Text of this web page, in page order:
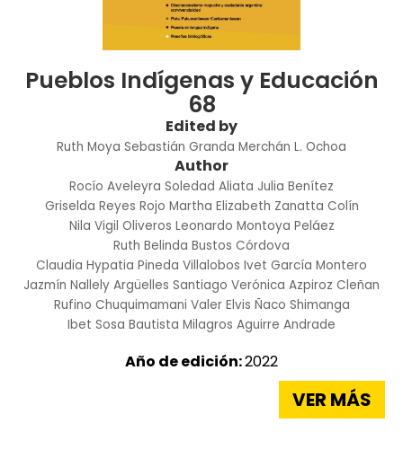
Pueblos Indígenas y Educación
68
Edited by
Ruth Moya Sebastián Granda Merchán L. Ochoa
Author
Rocío Aveleyra Soledad Aliata Julia Benítez
Griselda Reyes Rojo Martha Elizabeth Zanatta Colín
Nila Vigil Oliveros Leonardo Montoya Peláez
Ruth Belinda Bustos Córdova
Claudia Hypatia Pineda Villalobos Ivet García Montero
Jazmín Nallely Argüelles Santiago Verónica Azpiroz Cleñan
Rufino Chuquimamani Valer Elvis Ñaco Shimanga
Ibet Sosa Bautista Milagros Aguirre Andrade
Año de edición:2022
VER MÁS